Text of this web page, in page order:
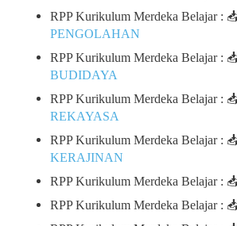
RPP Kurikulum Merdeka Belajar :
PENGOLAHAN
RPP Kurikulum Merdeka Belajar :
BUDIDAYA
RPP Kurikulum Merdeka Belajar :
REKAYASA
RPP Kurikulum Merdeka Belajar :
KERAJINAN
RPP Kurikulum Merdeka Belajar :
RPP Kurikulum Merdeka Belajar :